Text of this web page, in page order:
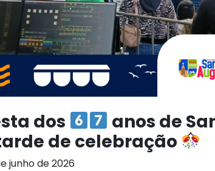
dos
anos de
de celebração
junho de 2026